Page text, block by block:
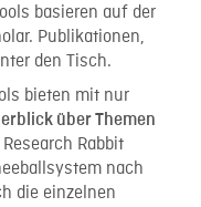
basieren auf der
Publikationen,
den Tisch.
bieten mit nur
über Themen
Rabbit
nach
die einzelnen